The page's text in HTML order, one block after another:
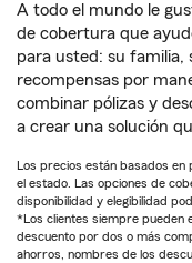
A todo el mundo le
de cobertura que
para usted: su familia,
recompensas por
combinar pólizas y
a crear una solución
Los precios están basados en
el estado. Las opciones de
disponibilidad y elegibilidad
*Los clientes siempre pueden
descuento por dos o más
ahorros, nombres de los